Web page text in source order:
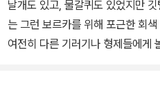
날개도 있고, 물갈퀴도 있었지만
는 그런 보르카를 위해 포근한 회
여전히 다른 기러기나 형제들에게